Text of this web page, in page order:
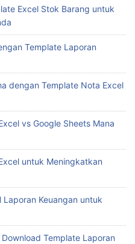
Excel Stok Barang untuk
Template Laporan
dengan Template Nota Excel
vs Google Sheets Mana
untuk Meningkatkan
Keuangan untuk
Template Laporan